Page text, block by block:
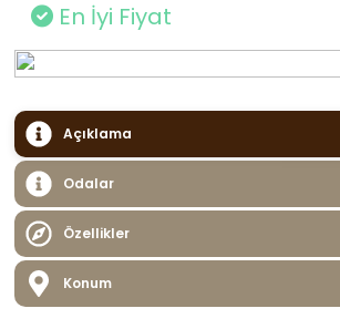
En İyi Fiyat
Açıklama
Odalar
Özellikler
Konum